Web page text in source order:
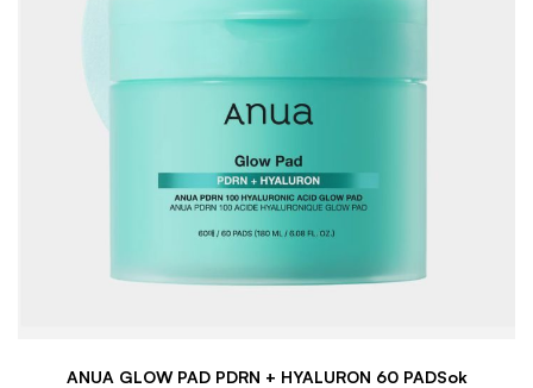
ANUA GLOW PAD PDRN + HYALURON 60 PADSok